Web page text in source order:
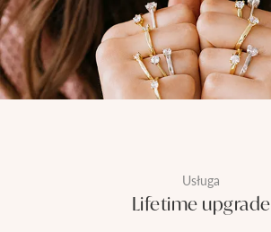
Usługa
Lifetime upgrade